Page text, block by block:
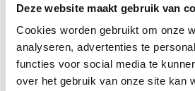
Deze website maakt gebruik van
Cookies worden gebruikt om onze
analyseren, advertenties te
functies voor social media te
over het gebruik van onze site kan
HR 2100 kunt u eenvoudig zelf
ventilatieunit plaatsen. Bekijk
de handleidingom uw filter te
ook eenvoudig zelfklein
uw systeem tussendoormet
reinigen.